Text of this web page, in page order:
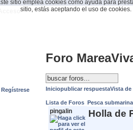
sitio emplea cookies como ayuda para
sitio, estás aceptando el uso de cookies.
Regístrese
Foro
Iniciopublicar respuestaVista de
Lista de Foros Pesca
pingalin Holla de